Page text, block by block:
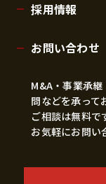
採用情報
お問い合わせ
M&A・事業承
問などを承って
ご相談は無料で
お気軽にお問い